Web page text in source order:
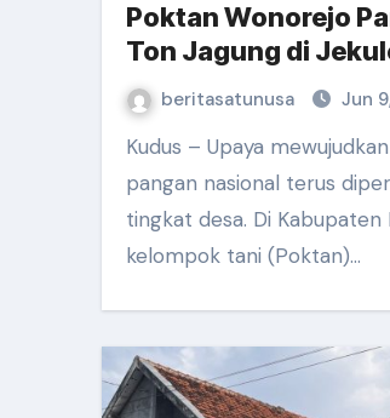
Poktan Wonorejo
Ton Jagung di
beritasatunusa Jun
Kudus – Upaya mewujudkan swasembada
pangan nasional terus
tingkat desa. Di Kabupaten
kelompok tani (Poktan)…